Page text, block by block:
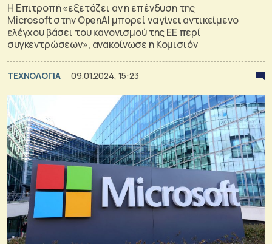
Η Επιτροπή «εξετάζει αν η επένδυση της
Microsoft στην OpenAI μπορεί να γίνει αντικείμενο
ελέγχου βάσει του κανονισμού της ΕΕ περί
συγκεντρώσεων», ανακοίνωσε η Κομισιόν
ΤΕΧΝΟΛΟΓΙΑ 09.01.2024, 15:23